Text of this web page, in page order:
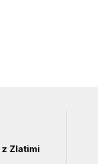
Zlatimi